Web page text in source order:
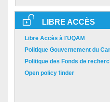
LIBRE ACCÈS
Libre Accès à l'UQAM
Politique Gouvernement du
Politique des Fonds de
Open policy finder